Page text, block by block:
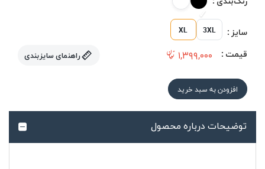
سایز : XL 3XL
قیمت : ۱,۳۹۹,۰۰۰ راهنمای سایزبندی
افزودن به سبد خرید
توضیحات درباره محصول